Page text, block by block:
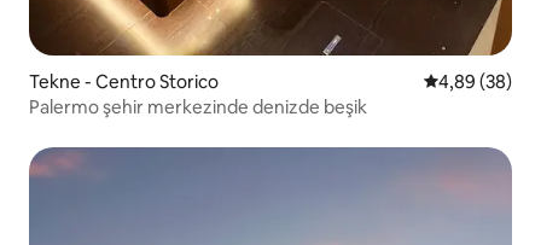
Tekne - Centro Storico 5 üzerinden
4,89 (38)
Palermo şehir merkezinde denizde beşik